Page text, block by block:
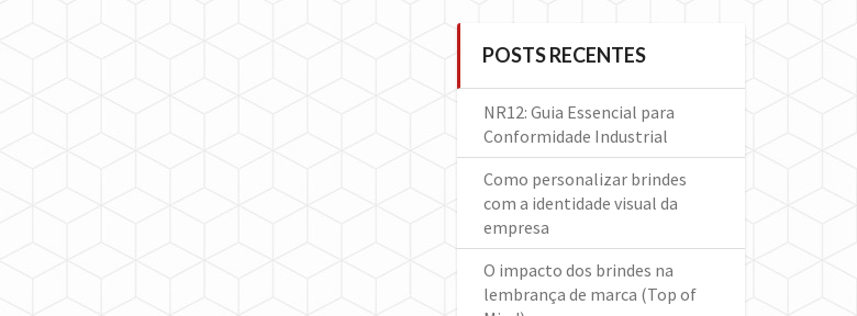
POSTS RECENTES
NR12: Guia Essencial para
Conformidade Industrial
Como personalizar brindes
com a identidade visual da
empresa
O impacto dos brindes na
lembrança de marca (Top of